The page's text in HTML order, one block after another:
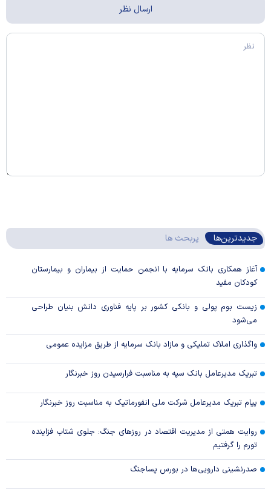
جدیدترین‌ها پربحث ها
آغاز همکاری بانک سرمایه با انجمن حمایت از بیماران و بیمارستان
کودکان مفید
زیست بوم پولی و بانکی کشور بر پایه فناوری دانش بنیان طراحی
می‌شود
واگذاری املاک تملیکی و مازاد بانک سرمایه از طریق مزایده عمومی
تبریک مدیرعامل بانک سپه به مناسبت فرارسیدن روز خبرنگار
پیام تبریک مدیرعامل شرکت ملی انفورماتیک به مناسبت روز خبرنگار
روایت همتی از مدیریت اقتصاد در روزهای جنگ: جلوی شتاب فزاینده
تورم را گرفتیم
صدرنشینی دارویی‌ها در بورس پساجنگ